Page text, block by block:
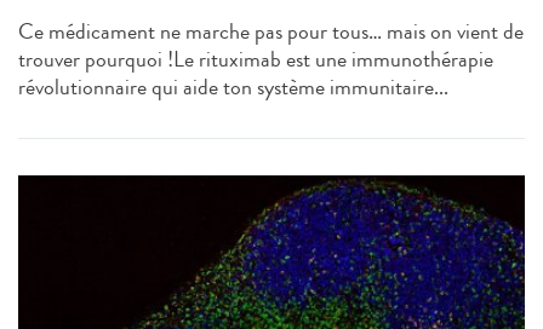
Ce médicament ne marche pas pour tous… mais on vient de
trouver pourquoi !Le rituximab est une immunothérapie
révolutionnaire qui aide ton système immunitaire...